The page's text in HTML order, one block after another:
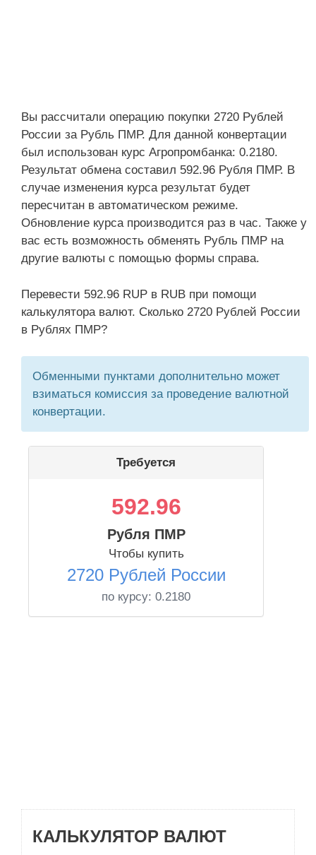
Вы рассчитали операцию покупки 2720 Рублей
России за Рубль ПМР. Для данной конвертации
был использован курс Агропромбанка: 0.2180.
Результат обмена составил 592.96 Рубля ПМР. В
случае изменения курса результат будет
пересчитан в автоматическом режиме.
Обновление курса производится раз в час. Также у
вас есть возможность обменять Рубль ПМР на
другие валюты с помощью формы справа.
Перевести 592.96 RUP в RUB при помощи
калькулятора валют. Сколько 2720 Рублей России
в Рублях ПМР?
Обменными пунктами дополнительно может
взиматься комиссия за проведение валютной
конвертации.
Требуется
592.96
Рубля ПМР
Чтобы купить
2720 Рублей России
по курсу: 0.2180
КАЛЬКУЛЯТОР ВАЛЮТ